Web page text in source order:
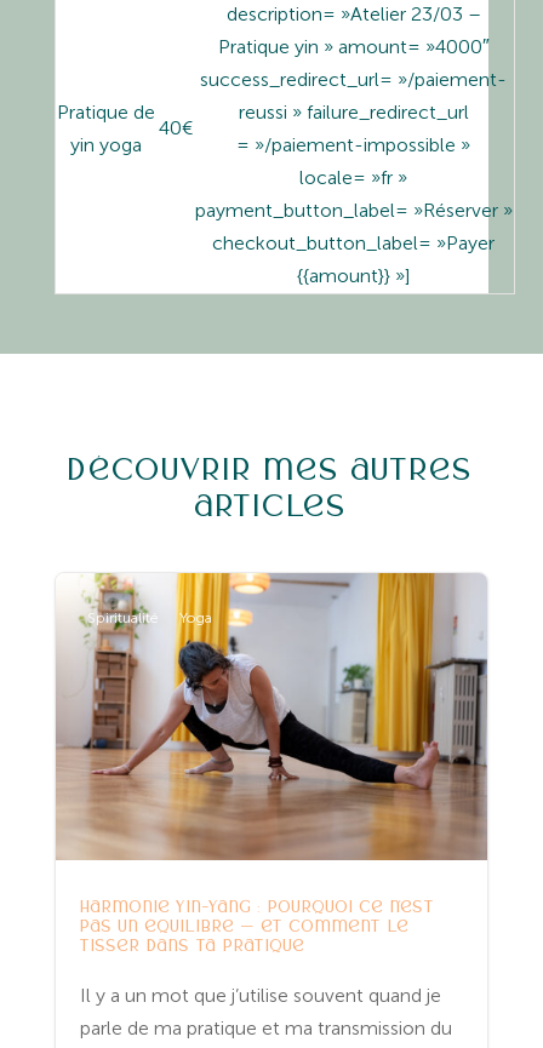
Pratique de
yin yoga
40€
description= »Atelier 23/03 –
Pratique yin » amount= »4000″
success_redirect_url= »/paiement-
reussi » failure_redirect_url
= »/paiement-impossible »
locale= »fr »
payment_button_label= »Réserver »
checkout_button_label= »Payer
{{amount}} »]
Découvrir mes autres
articles
Spiritualité Yoga
Harmonie Yin-Yang : pourquoi ce n’est
pas un équilibre — et comment le
tisser dans ta pratique
Il y a un mot que j’utilise souvent quand je
parle de ma pratique et ma transmission du